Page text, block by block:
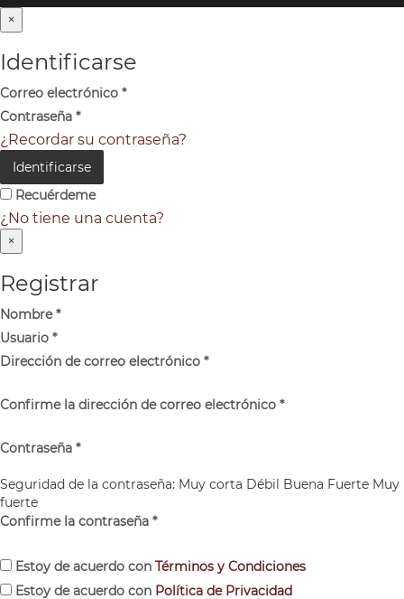
×
Identificarse
Correo electrónico *
Contraseña *
¿Recordar su contraseña?
Identificarse
Recuérdeme
¿No tiene una cuenta?
×
Registrar
Nombre*
Usuario *
Dirección de correo electrónico *
Confirme la dirección de correo electrónico *
Contraseña *
Seguridad de la contraseña: Muy corta Débil Buena Fuerte Muy
fuerte
Confirme la contraseña *
Estoy de acuerdo con Términos y Condiciones
Estoy de acuerdo con Política de Privacidad